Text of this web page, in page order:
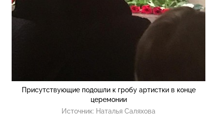
Присутствующие подошли к гробу артистки в конце
церемонии
Источник: Наталья Саляхова